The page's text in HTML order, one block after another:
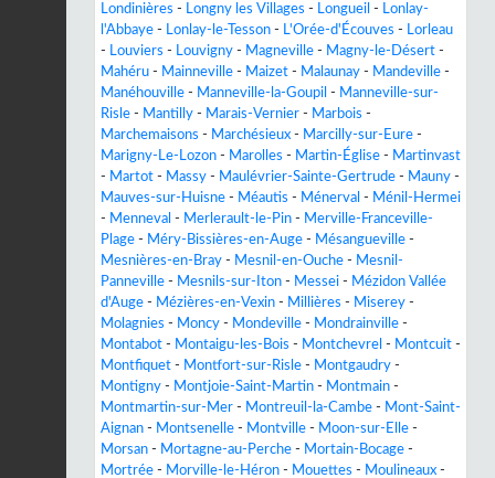
Londinières - Longny les Villages - Longueil - Lonlay-
l'Abbaye - Lonlay-le-Tesson - L'Orée-d'Écouves - Lorleau
- Louviers - Louvigny - Magneville - Magny-le-Désert -
Mahéru - Mainneville - Maizet - Malaunay - Mandeville -
Manéhouville - Manneville-la-Goupil - Manneville-sur-
Risle - Mantilly - Marais-Vernier - Marbois -
Marchemaisons - Marchésieux - Marcilly-sur-Eure -
Marigny-Le-Lozon - Marolles - Martin-Église - Martinvast
- Martot - Massy - Maulévrier-Sainte-Gertrude - Mauny -
Mauves-sur-Huisne - Méautis - Ménerval - Ménil-Hermei
- Menneval - Merlerault-le-Pin - Merville-Franceville-
Plage - Méry-Bissières-en-Auge - Mésangueville -
Mesnières-en-Bray - Mesnil-en-Ouche - Mesnil-
Panneville - Mesnils-sur-Iton - Messei - Mézidon Vallée
d'Auge - Mézières-en-Vexin - Millières - Miserey -
Molagnies - Moncy - Mondeville - Mondrainville -
Montabot - Montaigu-les-Bois - Montchevrel - Montcuit -
Montfiquet - Montfort-sur-Risle - Montgaudry -
Montigny - Montjoie-Saint-Martin - Montmain -
Montmartin-sur-Mer - Montreuil-la-Cambe - Mont-Saint-
Aignan - Montsenelle - Montville - Moon-sur-Elle -
Morsan - Mortagne-au-Perche - Mortain-Bocage -
Mortrée - Morville-le-Héron - Mouettes - Moulineaux -